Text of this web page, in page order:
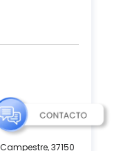
I
37150